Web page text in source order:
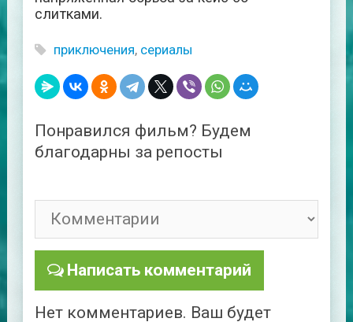
слитками.
приключения, сериалы
Понравился фильм? Будем
благодарны за репосты
Написать комментарий
Нет комментариев. Ваш будет